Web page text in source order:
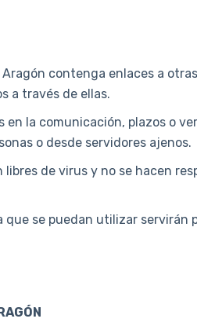
contenga enlaces a
a través de ellas.
la comunicación, plazos o
o desde servidores ajenos.
de virus y no se hacen
se puedan utilizar